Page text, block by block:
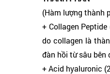
(Hàm lượng thành
+ Collagen
do collagen là
đàn hồi từ sâu bên
+ Acid hyaluronic